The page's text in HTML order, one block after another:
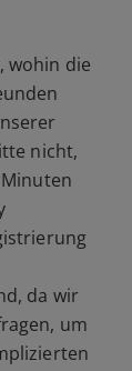
wohin die
nicht,
da wir
um